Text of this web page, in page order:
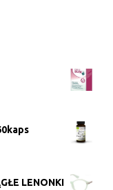
LENONKI